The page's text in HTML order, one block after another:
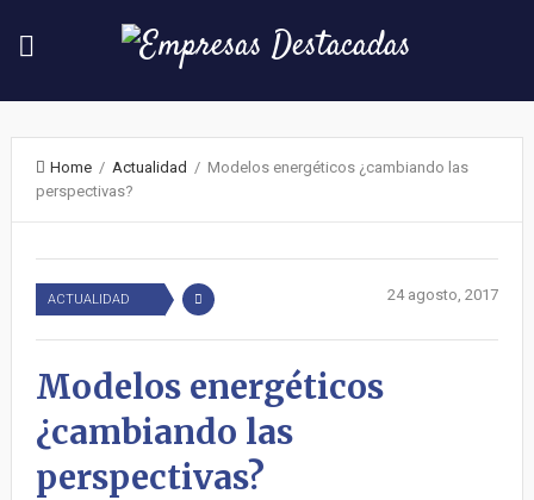
Home/ Actualidad / Modelos energéticos ¿cambiando las
perspectivas?
ACTUALIDAD 24 agosto, 2017
Modelos energéticos
¿cambiando las
perspectivas?